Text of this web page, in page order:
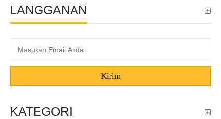
LANGGANAN
Kirim
KATEGORI